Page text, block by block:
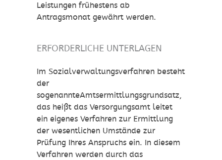
Leistungen frühestens ab
Antragsmonat gewährt werden.
ERFORDERLICHE UNTERLAGEN
Im Sozialverwaltungsverfahren besteht
der
sogenannteAmtsermittlungsgrundsatz,
das heißt das Versorgungsamt leitet
ein eigenes Verfahren zur Ermittlung
der wesentlichen Umstände zur
Prüfung Ihres Anspruchs ein. In diesem
Verfahren werden durch das